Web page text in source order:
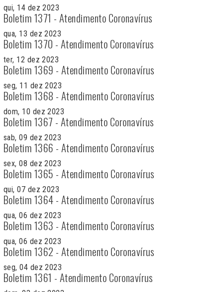
qui, 14 dez 2023
Boletim 1371 - Atendimento Coronavírus
qua, 13 dez 2023
Boletim 1370 - Atendimento Coronavírus
ter, 12 dez 2023
Boletim 1369 - Atendimento Coronavírus
seg, 11 dez 2023
Boletim 1368 - Atendimento Coronavírus
dom, 10 dez 2023
Boletim 1367 - Atendimento Coronavírus
sab, 09 dez 2023
Boletim 1366 - Atendimento Coronavírus
sex, 08 dez 2023
Boletim 1365 - Atendimento Coronavírus
qui, 07 dez 2023
Boletim 1364 - Atendimento Coronavírus
qua, 06 dez 2023
Boletim 1363 - Atendimento Coronavírus
qua, 06 dez 2023
Boletim 1362 - Atendimento Coronavírus
seg, 04 dez 2023
Boletim 1361 - Atendimento Coronavírus